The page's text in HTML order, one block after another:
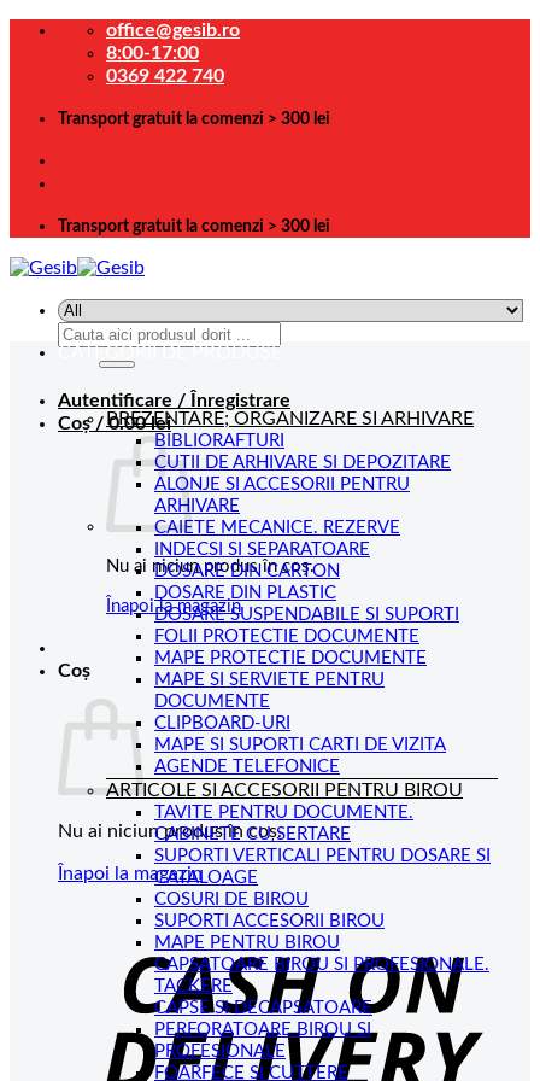
Skip
office@gesib.ro
8:00-17:00
0369 422 740
Transport gratuit la comenzi > 300 lei
Transport gratuit la comenzi > 300 lei
Caută
Autentificare / Înregistrare
Coș /0.00lei
Nu ai niciun produs în coș.
Înapoi la magazin
Coș
Nu ai niciun produs în coș.
Înapoi la magazin
CATEGORII DE PRODUSE
PREZENTARE; ORGANIZARE SI ARHIVARE
BIBLIORAFTURI
CUTII DE ARHIVARE SI DEPOZITARE
ALONJE SI ACCESORII PENTRU
ARHIVARE
CAIETE MECANICE. REZERVE
INDECSI SI SEPARATOARE
DOSARE DIN CARTON
DOSARE DIN PLASTIC
DOSARE SUSPENDABILE SI SUPORTI
FOLII PROTECTIE DOCUMENTE
MAPE PROTECTIE DOCUMENTE
MAPE SI SERVIETE PENTRU
DOCUMENTE
CLIPBOARD-URI
MAPE SI SUPORTI CARTI DE VIZITA
AGENDE TELEFONICE
ARTICOLE SI ACCESORII PENTRU BIROU
TAVITE PENTRU DOCUMENTE.
CABINETE CU SERTARE
SUPORTI VERTICALI PENTRU DOSARE SI
CATALOAGE
COSURI DE BIROU
SUPORTI ACCESORII BIROU
MAPE PENTRU BIROU
CAPSATOARE BIROU SI PROFESIONALE.
TACKERE
CAPSE SI DECAPSATOARE
PERFORATOARE BIROU SI
PROFESIONALE
FOARFECE SI CUTTERE